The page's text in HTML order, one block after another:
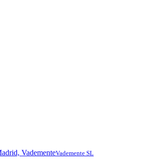
Vademente SL